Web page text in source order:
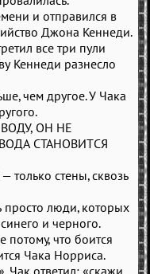
и отправился в
Джона Кеннеди.
все три пули
Кеннеди разнесло
чем другое. У Чака
ОН НЕ
СТАНОВИТСЯ
только стены, сквозь
просто люди, которых
и черного.
потому, что боится
Чака Норриса.